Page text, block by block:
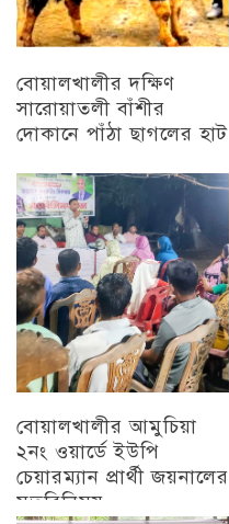
বোয়ালখালীর দক্ষিণ
সারোয়াতলী বাঁশীর
দোকানে পাঁঠা ছাগলের হাট
চট্টগ্রাম
বোয়ালখালীর আমুচিয়া
২নং ওয়ার্ডে ইউপি
চেয়ারম্যান প্রার্থী জয়নালের
মতবিনিময়